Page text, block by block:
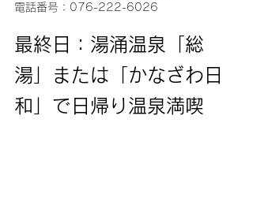
電話番号：076-222-6026
最終日：湯涌温泉「総
湯」または「かなざわ日
和」で日帰り温泉満喫